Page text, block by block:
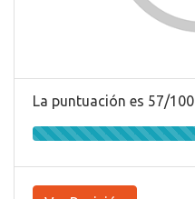
La puntuación es 57/100